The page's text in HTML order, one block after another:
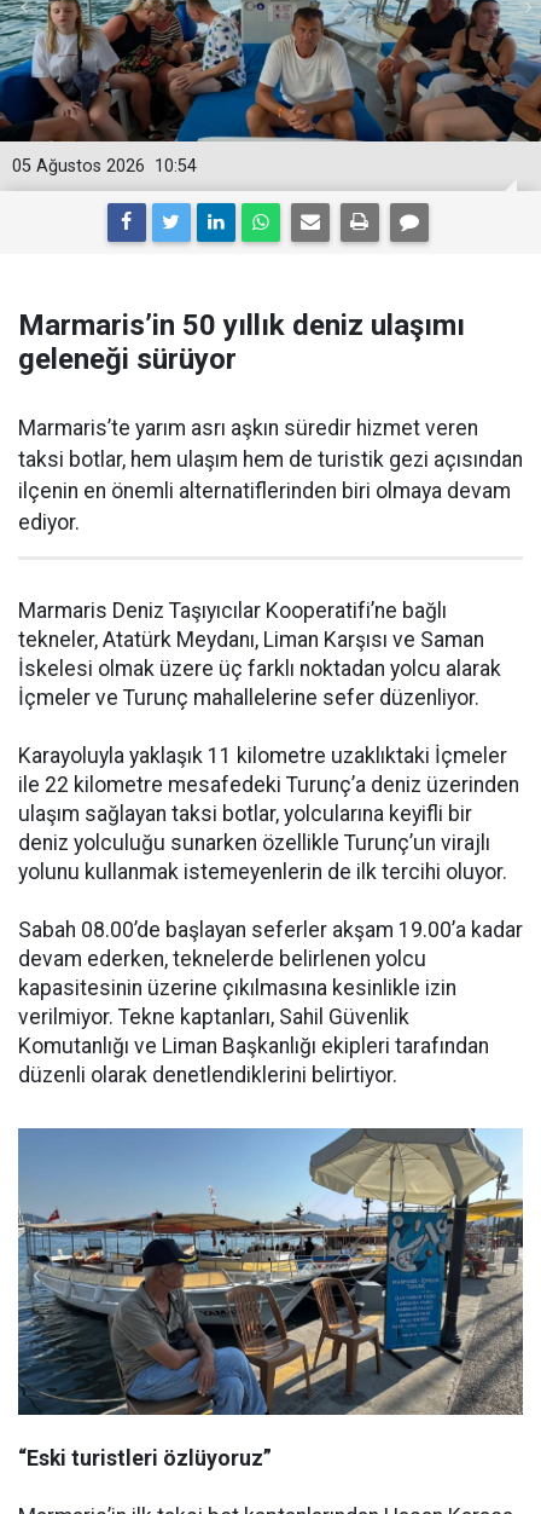
10:54
05 Ağustos 2026
Marmaris’in 50 yıllık deniz ulaşımı
geleneği sürüyor
Marmaris’te yarım asrı aşkın süredir hizmet veren
taksi botlar, hem ulaşım hem de turistik gezi açısından
ilçenin en önemli alternatiflerinden biri olmaya devam
ediyor.
Marmaris Deniz Taşıyıcılar Kooperatifi’ne bağlı
tekneler, Atatürk Meydanı, Liman Karşısı ve Saman
İskelesi olmak üzere üç farklı noktadan yolcu alarak
İçmeler ve Turunç mahallelerine sefer düzenliyor.
Karayoluyla yaklaşık 11 kilometre uzaklıktaki İçmeler
ile 22 kilometre mesafedeki Turunç’a deniz üzerinden
ulaşım sağlayan taksi botlar, yolcularına keyifli bir
deniz yolculuğu sunarken özellikle Turunç’un virajlı
yolunu kullanmak istemeyenlerin de ilk tercihi oluyor.
Sabah 08.00’de başlayan seferler akşam 19.00’a kadar
devam ederken, teknelerde belirlenen yolcu
kapasitesinin üzerine çıkılmasına kesinlikle izin
verilmiyor. Tekne kaptanları, Sahil Güvenlik
Komutanlığı ve Liman Başkanlığı ekipleri tarafından
düzenli olarak denetlendiklerini belirtiyor.
“Eski turistleri özlüyoruz”